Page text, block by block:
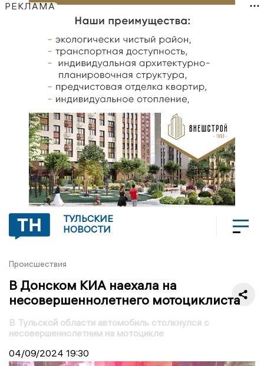
РЕКЛАМА
ТУЛЬСКИЕ
НОВОСТИ
Происшествия
В Донском КИА наехала на
несовершеннолетнего мотоциклиста
В Тульской области автомобиль столкнулся с
несовершеннолетним на мотоцикле
04/09/2024 19:30